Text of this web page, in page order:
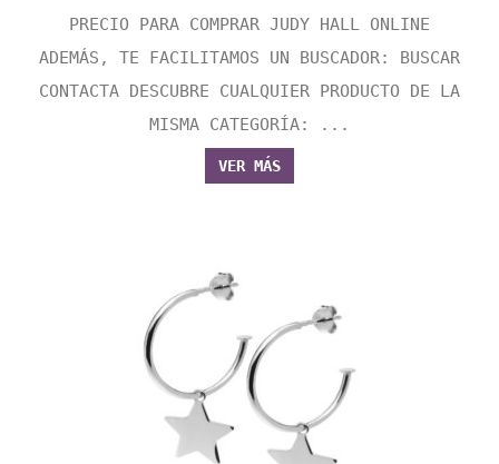
PRECIO PARA COMPRAR JUDY HALL ONLINE
ADEMÁS, TE FACILITAMOS UN BUSCADOR: BUSCAR
CONTACTA DESCUBRE CUALQUIER PRODUCTO DE LA
MISMA CATEGORÍA: ...
VER MÁS